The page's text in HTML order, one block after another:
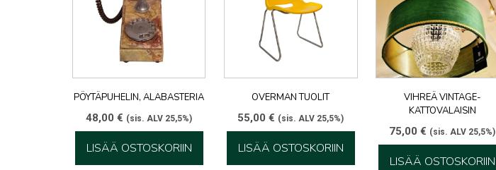
PÖYTÄPUHELIN, ALABASTERIA
48,00€ (sis. ALV 25,5%)
LISÄÄ OSTOSKORIIN
OVERMAN TUOLIT
55,00€ (sis. ALV 25,5%)
LISÄÄ OSTOSKORIIN
VIHREÄ VINTAGE-
KATTOVALAISIN
75,00€ (sis. ALV 25,5%)
LISÄÄ OSTOSKORIIN